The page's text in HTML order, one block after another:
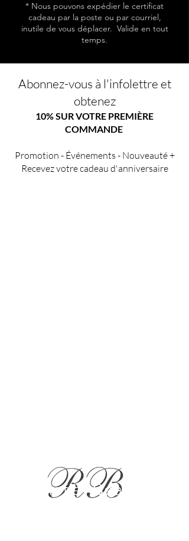
* Nous pouvons expédier le certificat
cadeau par la poste ou par courriel,
inutile de vous déplacer. Valide en tout
temps.
Abonnez-vous à l'infolettre et
obtenez
10% SUR VOTRE PREMIÈRE
COMMANDE
Promotion - Événements - Nouveauté +
Recevez votre cadeau d'anniversaire